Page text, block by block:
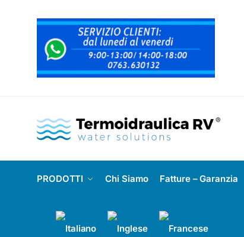
PRODOTTI Chi Siamo Fatture – Garanzia